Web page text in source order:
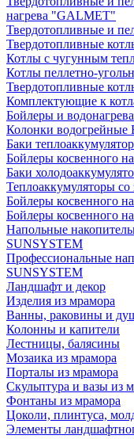
нагрева "GALMET"
Твердотопливные и
Твердотопливные
Котлы с чугунным
Котлы пеллетно-
Твердотопливные
Комплектующие к
Бойлеры и
Колонки водогрейные
Баки
Бойлеры косвенного
Баки
Теплоаккумуляторы
Бойлеры косвенного
Бойлеры косвенного
Напольные
SUNSYSTEM
Профессиональные
SUNSYSTEM
Ландшафт и декор
Изделия из мрамора
Ванны, раковины и
Колонны и капители
Лестницы, балясины
Мозаика из мрамора
Порталы из мрамора
Скульптура и вазы из
Фонтаны из мрамора
Цоколи, плинтуса,
Элементы